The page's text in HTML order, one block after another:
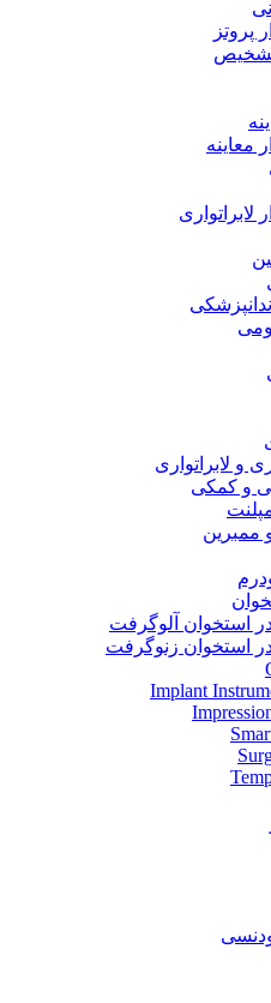
پروتز
تشخیص
معاینه
لابراتواری
و لابراتواری
و کمکی
ممبرین
استخوان آلوگرفت
استخوان زنوگرفت
Implant